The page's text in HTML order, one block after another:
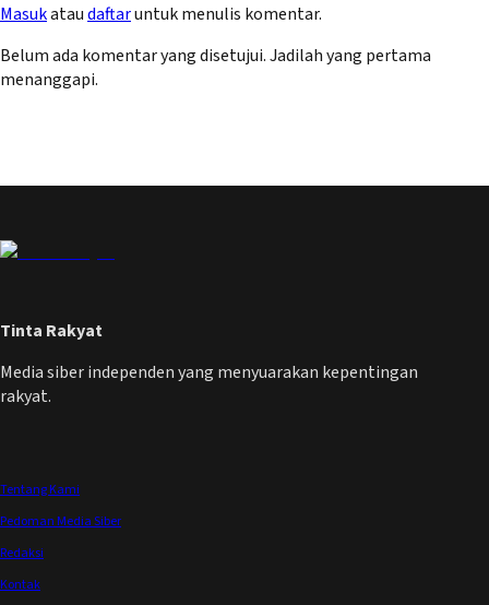
Masukataudaftaruntuk menulis komentar.
Belum ada komentar yang disetujui. Jadilah yang pertama
menanggapi.
Tinta Rakyat
Media siber independen yang menyuarakan kepentingan
rakyat.
Tentang Kami
Pedoman Media Siber
Redaksi
Kontak